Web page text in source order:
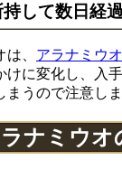
して数日経過
、 アラナミウオ
けに変化し、入
うので注意しま
ナミウオ